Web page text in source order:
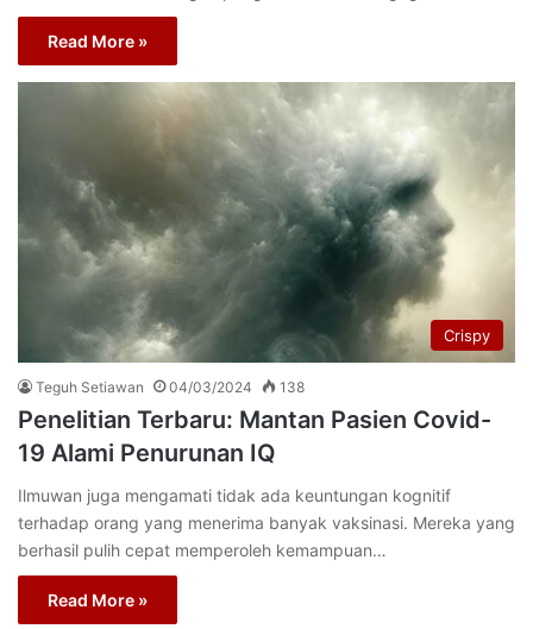
Read More »
Crispy
Teguh Setiawan 04/03/2024 138
Penelitian Terbaru: Mantan Pasien Covid-
19 Alami Penurunan IQ
Ilmuwan juga mengamati tidak ada keuntungan kognitif
terhadap orang yang menerima banyak vaksinasi. Mereka yang
berhasil pulih cepat memperoleh kemampuan…
Read More »